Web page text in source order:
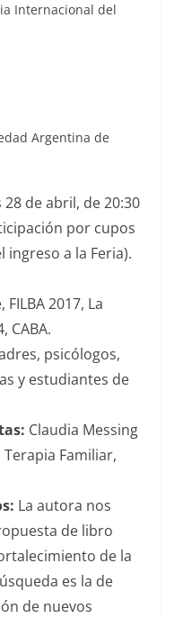
Internacional del
Argentina de
28 de abril, de 20:30
por cupos
a la Feria).
FILBA 2017, La
CABA.
psicólogos,
y estudiantes de
Claudia Messing
Terapia Familiar,
La autora nos
de libro
de la
es la de
de nuevos